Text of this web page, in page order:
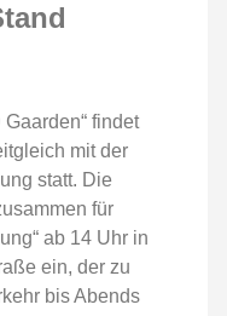
findet
mit der
statt. Die
für
ab 14 Uhr in
ein, der zu
bis Abends